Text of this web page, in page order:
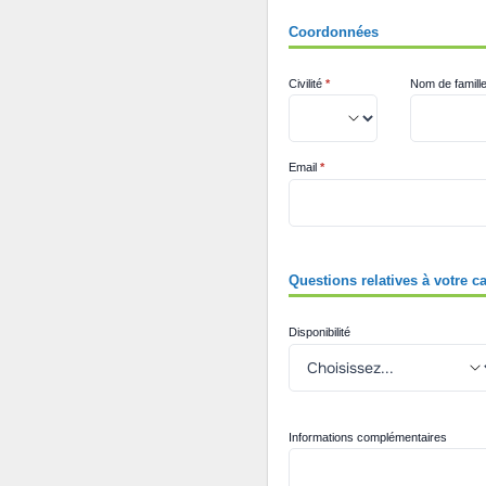
Coordonnées
Civilité* Nom de famille
Email*
Questions relatives à votre
Disponibilité
Informations complémentaires